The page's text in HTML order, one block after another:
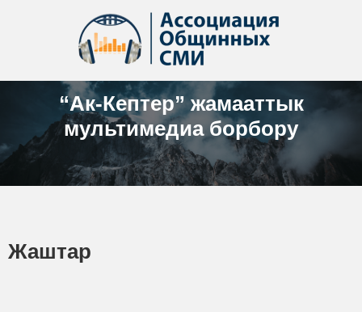
“Ак-Кептер” жамааттык
мультимедиа борбору
Жаштар